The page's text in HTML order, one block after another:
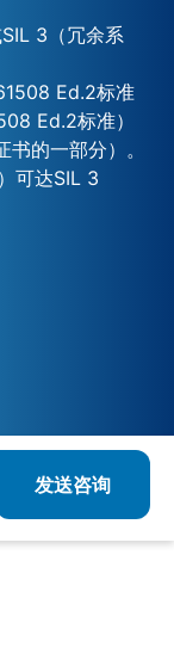
3（冗余系
Ed.2标准
Ed.2标准）
的一部分）。
可达SIL 3
发送咨询